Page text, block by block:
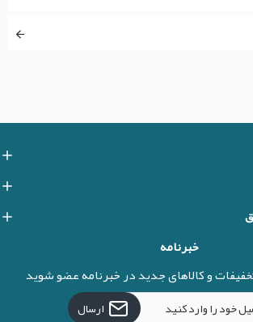
خبرنامه
و کالاهای جدید در خبرنامه عضو شوید
ارسال